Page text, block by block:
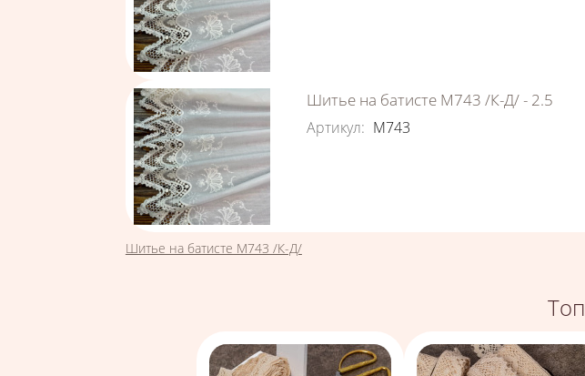
Шитье на батисте М743 /К-Д/ - 2.5
Артикул: М743
Вы здесь
Шитье на батисте М743 /К-Д/
Топ